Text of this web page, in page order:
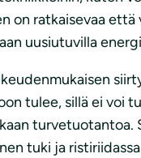
on ratkaisevaa että
uusiutuvilla
tulee, sillä ei voi
turvetuotantoa.
tuki ja ristiriidassa